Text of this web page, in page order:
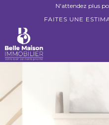
N'attendez plus
FAITES UNE